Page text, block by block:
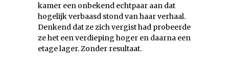
kamer een onbekend echtpaar aan dat
hogelijk verbaasd stond van haar verhaal.
Denkend dat ze zich vergist had probeerde
ze het een verdieping hoger en daarna een
etage lager. Zonder resultaat.